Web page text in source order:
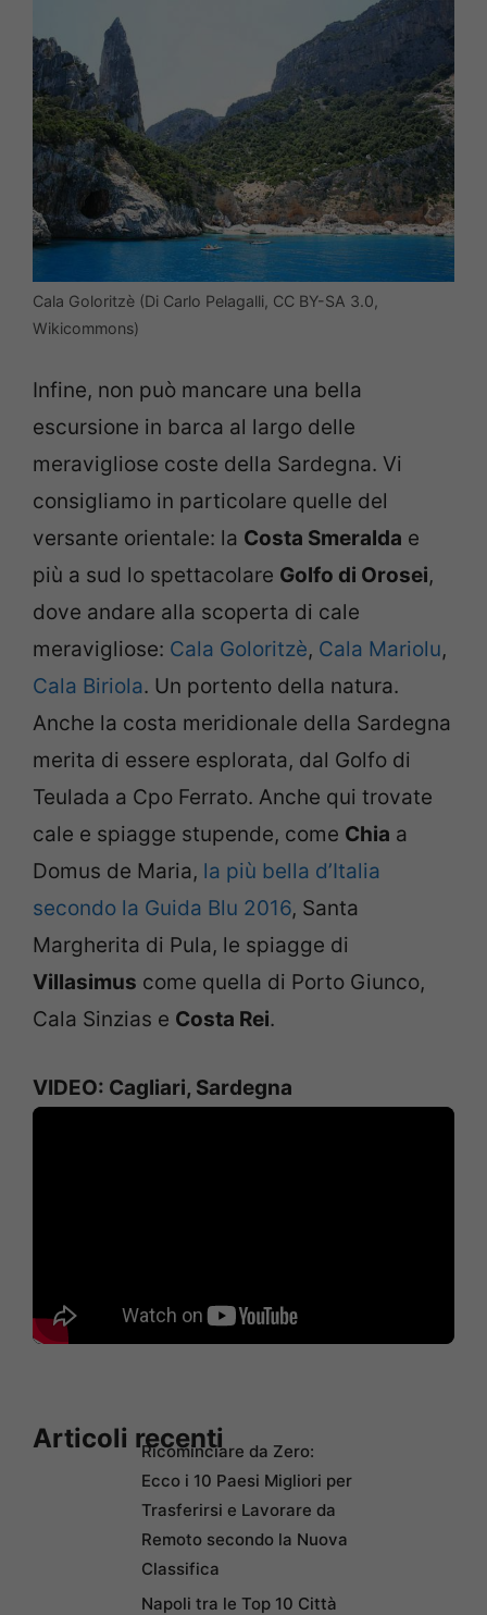
Cala Goloritzè (Di Carlo Pelagalli, CC BY-SA 3.0,
Wikicommons)
Infine, non può mancare una bella
escursione in barca al largo delle
meravigliose coste della Sardegna. Vi
consigliamo in particolare quelle del
versante orientale: la Costa Smeralda e
più a sud lo spettacolare Golfo di Orosei,
dove andare alla scoperta di cale
meravigliose: Cala Goloritzè, Cala Mariolu,
Cala Biriola. Un portento della natura.
Anche la costa meridionale della Sardegna
merita di essere esplorata, dal Golfo di
Teulada a Cpo Ferrato. Anche qui trovate
cale e spiagge stupende, come Chia a
Domus de Maria, la più bella d’Italia
secondo la Guida Blu 2016, Santa
Margherita di Pula, le spiagge di
Villasimus come quella di Porto Giunco,
Cala Sinzias e Costa Rei.
VIDEO: Cagliari, Sardegna
Articoli recentiRicominciare da Zero:
Ecco i 10 Paesi Migliori per
Trasferirsi e Lavorare da
Remoto secondo la Nuova
Classifica
Napoli tra le Top 10 Città